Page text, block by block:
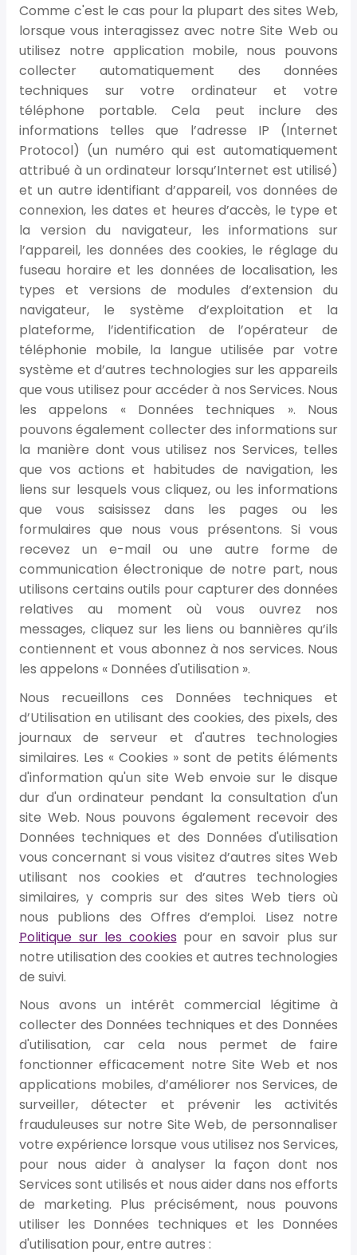
Comme c'est le cas pour la plupart des sites Web,
lorsque vous interagissez avec notre Site Web ou
utilisez notre application mobile, nous pouvons
collecter automatiquement des données
techniques sur votre ordinateur et votre
téléphone portable. Cela peut inclure des
informations telles que l’adresse IP (Internet
Protocol) (un numéro qui est automatiquement
attribué à un ordinateur lorsqu’Internet est utilisé)
et un autre identifiant d’appareil, vos données de
connexion, les dates et heures d’accès, le type et
la version du navigateur, les informations sur
l’appareil, les données des cookies, le réglage du
fuseau horaire et les données de localisation, les
types et versions de modules d’extension du
navigateur, le système d’exploitation et la
plateforme, l’identification de l’opérateur de
téléphonie mobile, la langue utilisée par votre
système et d’autres technologies sur les appareils
que vous utilisez pour accéder à nos Services. Nous
les appelons « Données techniques ». Nous
pouvons également collecter des informations sur
la manière dont vous utilisez nos Services, telles
que vos actions et habitudes de navigation, les
liens sur lesquels vous cliquez, ou les informations
que vous saisissez dans les pages ou les
formulaires que nous vous présentons. Si vous
recevez un e-mail ou une autre forme de
communication électronique de notre part, nous
utilisons certains outils pour capturer des données
relatives au moment où vous ouvrez nos
messages, cliquez sur les liens ou bannières qu’ils
contiennent et vous abonnez à nos services. Nous
les appelons « Données d'utilisation ».
Nous recueillons ces Données techniques et
d’Utilisation en utilisant des cookies, des pixels, des
journaux de serveur et d'autres technologies
similaires. Les « Cookies » sont de petits éléments
d'information qu'un site Web envoie sur le disque
dur d'un ordinateur pendant la consultation d'un
site Web. Nous pouvons également recevoir des
Données techniques et des Données d'utilisation
vous concernant si vous visitez d’autres sites Web
utilisant nos cookies et d’autres technologies
similaires, y compris sur des sites Web tiers où
nous publions des Offres d’emploi. Lisez notre
Politique sur les cookies pour en savoir plus sur
notre utilisation des cookies et autres technologies
de suivi.
Nous avons un intérêt commercial légitime à
collecter des Données techniques et des Données
d'utilisation, car cela nous permet de faire
fonctionner efficacement notre Site Web et nos
applications mobiles, d’améliorer nos Services, de
surveiller, détecter et prévenir les activités
frauduleuses sur notre Site Web, de personnaliser
votre expérience lorsque vous utilisez nos Services,
pour nous aider à analyser la façon dont nos
Services sont utilisés et nous aider dans nos efforts
de marketing. Plus précisément, nous pouvons
utiliser les Données techniques et les Données
d'utilisation pour, entre autres :